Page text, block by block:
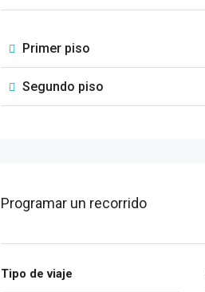
Primer piso
Segundo piso
Programar un recorrido
Tipo de viaje